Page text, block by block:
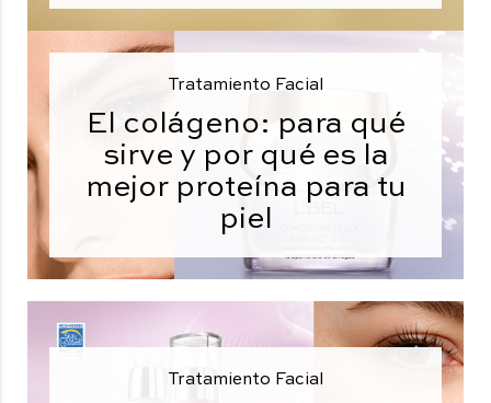
Tratamiento Facial
El colágeno: para qué
sirve y por qué es la
mejor proteína para tu
piel
Tratamiento Facial